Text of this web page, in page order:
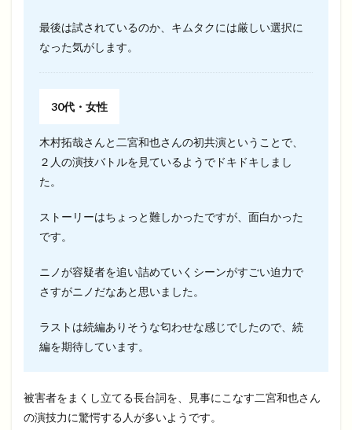
最後は試されているのか、キムタクには厳しい選択に
なった気がします。
30代・女性
木村拓哉さんと二宮和也さんの初共演ということで、
２人の演技バトルを見ているようでドキドキしまし
た。
ストーリーはちょっと難しかったですが、面白かった
です。
ニノが容疑者を追い詰めていくシーンがすごい迫力で
さすがニノだなあと思いました。
ラストは続編ありそうな匂わせな感じでしたので、続
編を期待しています。
被害者をまくし立てる長台詞を、見事にこなす二宮和也さん
の演技力に驚愕する人が多いようです。